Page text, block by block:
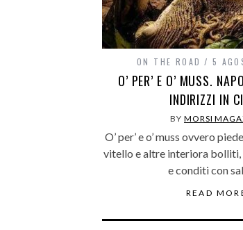
ON THE ROAD 5
O’ PER’ E O’ MUSS.
INDIRIZZI IN
BYMORSI
O’ per’ e o’ muss ovvero
vitello e altre interiora
e conditi con
READ